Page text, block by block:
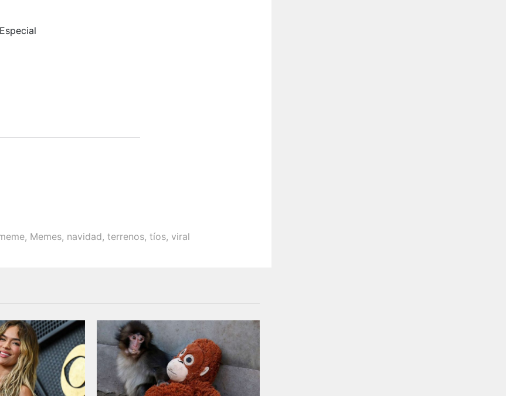
, Memes, navidad, terrenos, tíos, viral